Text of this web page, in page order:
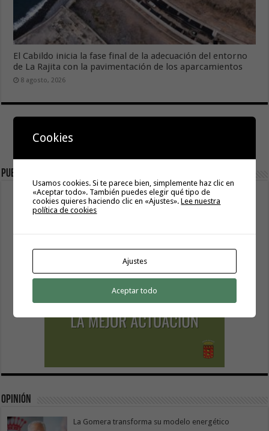
El Cabildo inicia la fase final de la adecuación del entorno
de La Rajita con la pavimentación de los aparcamientos
8 agosto, 2026
Publicidad
Opinión
La Gomera transforma su modelo energético
Cookies
Usamos cookies. Si te parece bien, simplemente haz clic en
«Aceptar todo». También puedes elegir qué tipo de
cookies quieres haciendo clic en «Ajustes».Lee nuestra
política de cookies
Ajustes
Aceptar todo